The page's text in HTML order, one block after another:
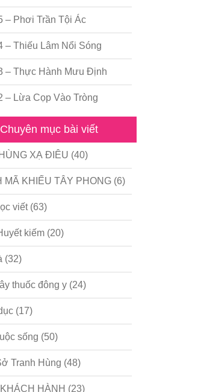
– Phơi Trần Tội Ác
– Thiếu Lâm Nổi Sóng
– Thực Hành Mưu Định
– Lừa Cọp Vào Tròng
Chuyên mục bài viết
XẠ ĐIÊU (40)
MÃ KHIẾU TÂY PHONG(6)
viết(63)
kiếm(20)
(32)
thuốc đông y(24)
(17)
sống (50)
Tranh Hùng (48)
HÀNH (23)